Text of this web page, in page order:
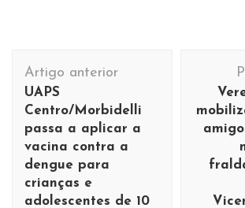
Navegação
de
post
Artigo anterior
UAPS
Centro/Morbidelli
passa a aplicar a
vacina contra a
dengue para
crianças e
adolescentes de 10